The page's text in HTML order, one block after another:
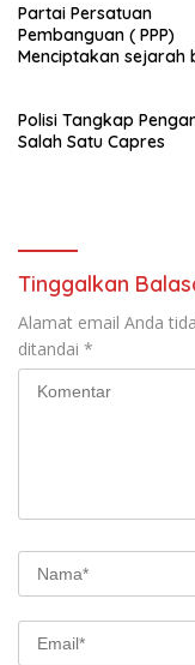
Partai Persatuan
Pembanguan ( PPP)
Menciptakan sejarah
Buru (Namlea).
Polisi Tangkap
Salah Satu Capres
Tinggalkan
Alamat email Anda
ditandai *